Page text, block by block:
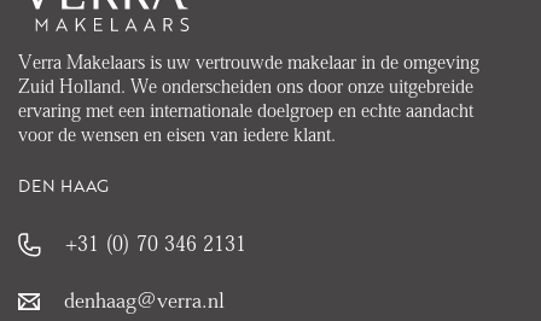
Verra Makelaars is uw vertrouwde makelaar in de omgeving
Zuid Holland. We onderscheiden ons door onze uitgebreide
ervaring met een internationale doelgroep en echte aandacht
voor de wensen en eisen van iedere klant.
DEN HAAG
+31 (0) 70 346 2131
denhaag@verra.nl